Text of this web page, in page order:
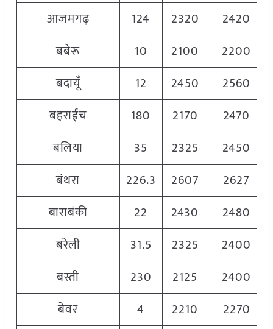
आजमगढ़
124 2320 2420
बबेरू
10 2100
2200
बदायूँ
12 2450 2560
बहराईच
180 2170 2470
बलिया
35 2325 2450
बंथरा
226.3 2607
2627
बाराबंकी
22 2430 2480
बरेली
31.5 2325 2400
बस्ती
230 2125 2400
बेवर
4 2210 2270